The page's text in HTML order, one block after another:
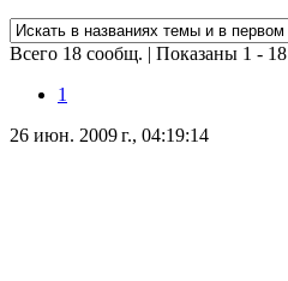
Всего 18 сообщ. | Показаны 1 - 18
1
26 июн. 2009 г., 04:19:14